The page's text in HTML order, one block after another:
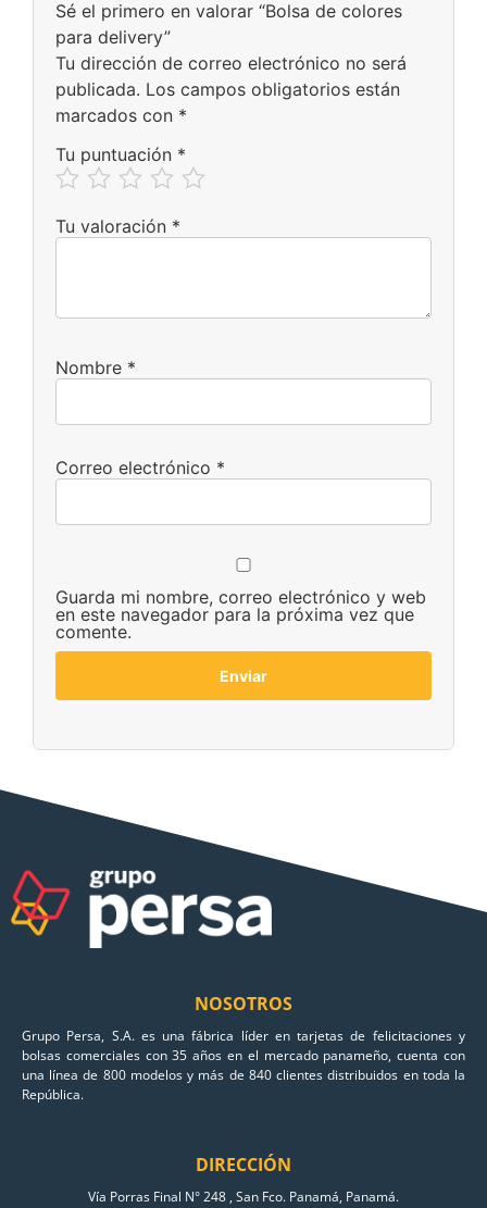
Sé el primero en valorar “Bolsa de colores
para delivery”
Tu dirección de correo electrónico no será
publicada. Los campos obligatorios están
marcados con *
Tu puntuación *
Tu valoración *
Nombre *
Correo electrónico *
Guarda mi nombre, correo electrónico y web
en este navegador para la próxima vez que
comente.
NOSOTROS
Grupo Persa, S.A. es una fábrica líder en tarjetas de felicitaciones y
bolsas comerciales con 35 años en el mercado panameño, cuenta con
una línea de 800 modelos y más de 840 clientes distribuidos en toda la
República.
DIRECCIÓN
Vía Porras Final N° 248 , San Fco. Panamá, Panamá.